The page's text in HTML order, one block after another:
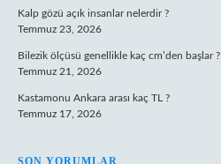
Kalp gözü açık insanlar nelerdir ?
Temmuz 23, 2026
Bilezik ölçüsü genellikle kaç cm’den başlar ?
Temmuz 21, 2026
Kastamonu Ankara arası kaç TL ?
Temmuz 17, 2026
SON YORUMLAR